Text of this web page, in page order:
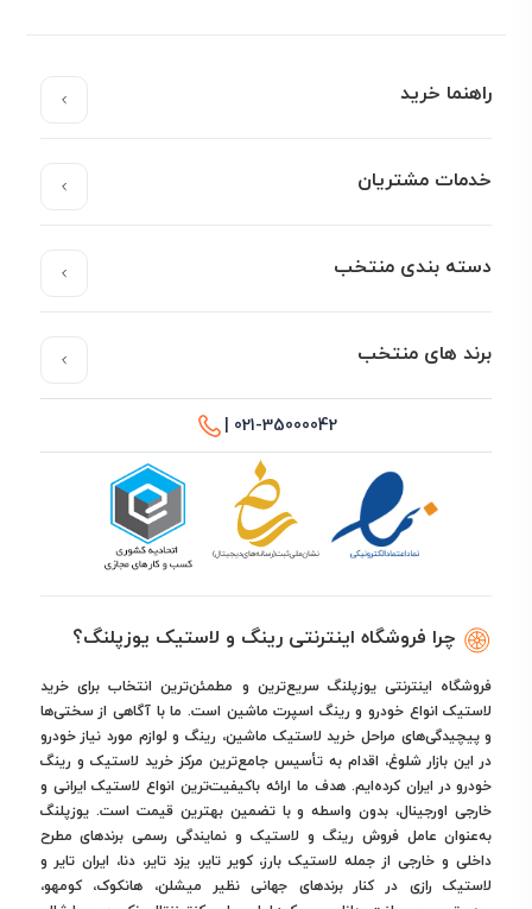
راهنما خرید
خدمات مشتریان
دسته بندی منتخب
برند های منتخب
021-35000042 |
چرا فروشگاه اینترنتی رینگ و لاستیک یوزپلنگ؟
فروشگاه اینترنتی یوزپلنگ سریع‌ترین و مطمئن‌ترین انتخاب برای خرید
لاستیک انواع خودرو و رینگ اسپرت ماشین است. ما با آگاهی از سختی‌ها
و پیچیدگی‌های مراحل خرید لاستیک ماشین، رینگ و لوازم مورد نیاز خودرو
در این بازار شلوغ، اقدام به تأسیس جامع‌ترین مرکز خرید لاستیک و رینگ
خودرو در ایران کرده‌ایم. هدف ما ارائه باکیفیت‌ترین انواع لاستیک ایرانی و
خارجی اورجینال، بدون واسطه و با تضمین بهترین قیمت است. یوزپلنگ
به‌عنوان عامل فروش رینگ و لاستیک و نمایندگی رسمی برندهای مطرح
داخلی و خارجی از جمله لاستیک بارز، کویر تایر، یزد تایر، دنا، ایران تایر و
لاستیک رازی در کنار برندهای جهانی نظیر میشلن، هانکوک، کومهو،